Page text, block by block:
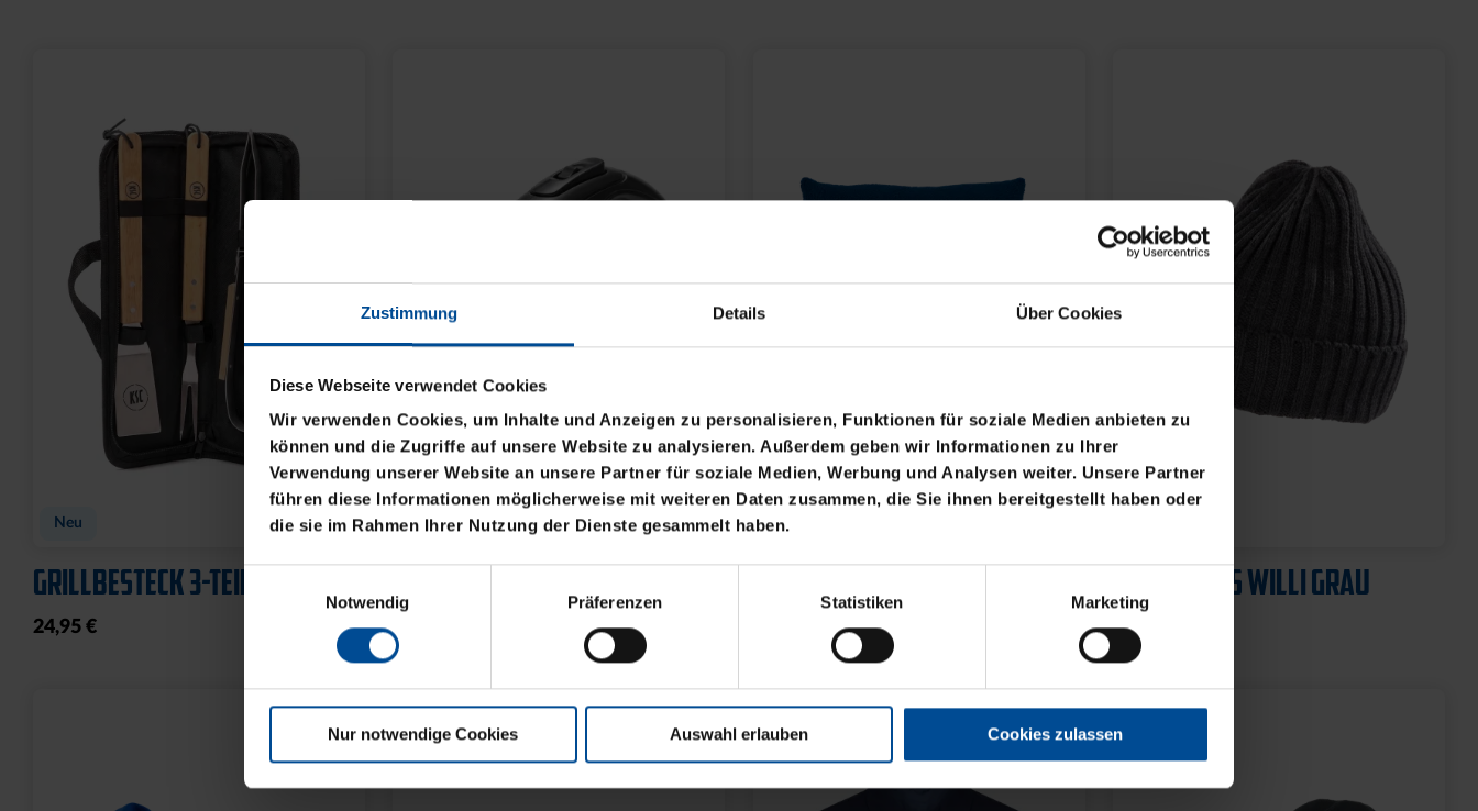
Zustimmung Details Über Cookies
Diese Webseite verwendet Cookies
Wir verwenden Cookies, um Inhalte und Anzeigen zu personalisieren, Funktionen für soziale Medien anbieten zu
können und die Zugriffe auf unsere Website zu analysieren. Außerdem geben wir Informationen zu Ihrer
Verwendung unserer Website an unsere Partner für soziale Medien, Werbung und Analysen weiter. Unsere Partner
führen diese Informationen möglicherweise mit weiteren Daten zusammen, die Sie ihnen bereitgestellt haben oder
die sie im Rahmen Ihrer Nutzung der Dienste gesammelt haben.
Notwendig
Präferenzen Statistiken Marketing
Nur notwendige Cookies Auswahl erlauben Cookies zulassen
Neu
GRILLBESTECK 3-TEILIG
24,95 €
Neu
19,95 €
BEANIE KIDS WILLI GRAU
19,95 €